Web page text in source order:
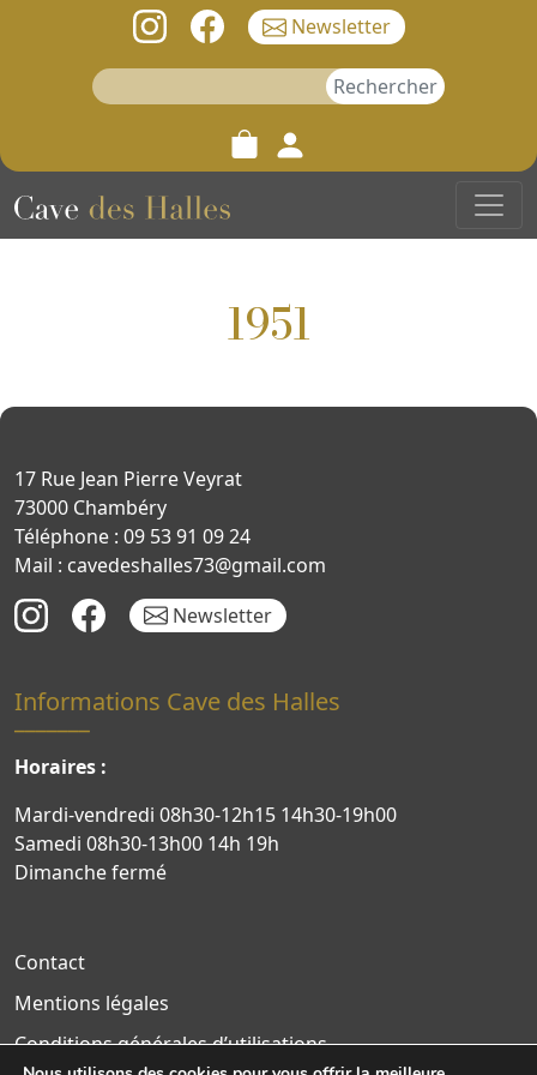
Newsletter
Rechercher :
1951
17 Rue Jean Pierre Veyrat
73000 Chambéry
Téléphone : 09 53 91 09 24
Mail : cavedeshalles73@gmail.com
Newsletter
Informations Cave des Halles
Horaires :
Mardi-vendredi 08h30-12h15 14h30-19h00
Samedi 08h30-13h00 14h 19h
Dimanche fermé
Contact
Mentions légales
Conditions générales d’utilisations